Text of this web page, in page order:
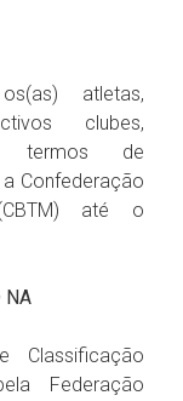
atletas,
clubes,
termos de
Confederação
até o
NA
Federação